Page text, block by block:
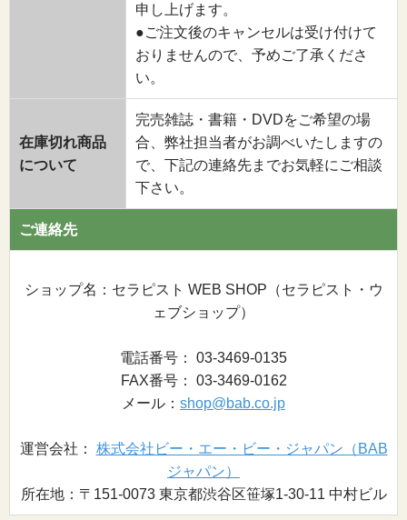
申し上げます。
●ご注文後のキャンセルは受け付けて
おりませんので、予めご了承くださ
い。
在庫切れ商品
について
完売雑誌・書籍・DVDをご希望の場
合、弊社担当者がお調べいたしますの
で、下記の連絡先までお気軽にご相談
下さい。
ご連絡先
ショップ名：セラピスト WEB SHOP（セラピスト・ウ
ェブショップ）
電話番号： 03-3469-0135
FAX番号： 03-3469-0162
メール： shop@bab.co.jp
運営会社： 株式会社ビー・エー・ビー・ジャパン（BAB
ジャパン）
所在地：〒151-0073 東京都渋谷区笹塚1-30-11 中村ビル